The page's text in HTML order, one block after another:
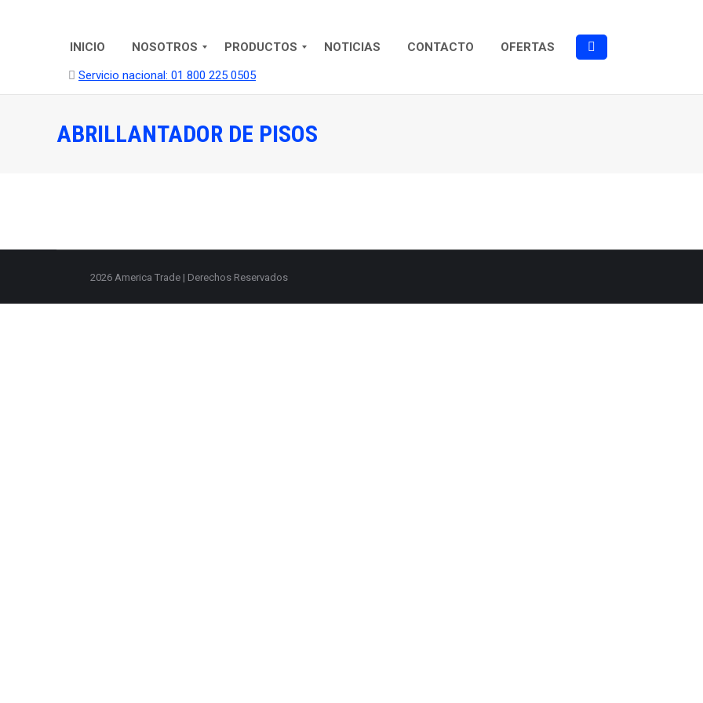
Servicio nacional: 01 800 225 0505
INICIO NOSOTROS PRODUCTOS NOTICIAS CONTACTO
OFERTAS
ABRILLANTADOR DE PISOS
2026 America Trade | Derechos Reservados